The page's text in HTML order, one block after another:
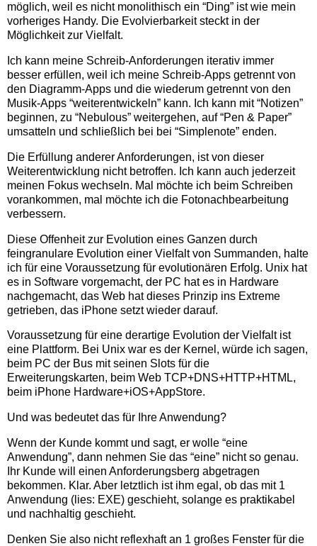
möglich, weil es nicht monolithisch ein “Ding” ist wie mein
vorheriges Handy. Die Evolvierbarkeit steckt in der
Möglichkeit zur Vielfalt.
Ich kann meine Schreib-Anforderungen iterativ immer
besser erfüllen, weil ich meine Schreib-Apps getrennt von
den Diagramm-Apps und die wiederum getrennt von den
Musik-Apps “weiterentwickeln” kann. Ich kann mit “Notizen”
beginnen, zu “Nebulous” weitergehen, auf “Pen & Paper”
umsatteln und schließlich bei bei “Simplenote” enden.
Die Erfüllung anderer Anforderungen, ist von dieser
Weiterentwicklung nicht betroffen. Ich kann auch jederzeit
meinen Fokus wechseln. Mal möchte ich beim Schreiben
vorankommen, mal möchte ich die Fotonachbearbeitung
verbessern.
Diese Offenheit zur Evolution eines Ganzen durch
feingranulare Evolution einer Vielfalt von Summanden, halte
ich für eine Voraussetzung für evolutionären Erfolg. Unix hat
es in Software vorgemacht, der PC hat es in Hardware
nachgemacht, das Web hat dieses Prinzip ins Extreme
getrieben, das iPhone setzt wieder darauf.
Voraussetzung für eine derartige Evolution der Vielfalt ist
eine Plattform. Bei Unix war es der Kernel, würde ich sagen,
beim PC der Bus mit seinen Slots für die
Erweiterungskarten, beim Web TCP+DNS+HTTP+HTML,
beim iPhone Hardware+iOS+AppStore.
Und was bedeutet das für Ihre Anwendung?
Wenn der Kunde kommt und sagt, er wolle “eine
Anwendung”, dann nehmen Sie das “eine” nicht so genau.
Ihr Kunde will einen Anforderungsberg abgetragen
bekommen. Klar. Aber letztlich ist ihm egal, ob das mit 1
Anwendung (lies: EXE) geschieht, solange es praktikabel
und nachhaltig geschieht.
Denken Sie also nicht reflexhaft an 1 großes Fenster für die